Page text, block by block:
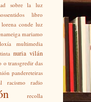
sobre la luz
libro
lorena conde luz
mariamo
multimedia
nuria vilán
o transgredir das
pandereteiras
racismo radio
recolla